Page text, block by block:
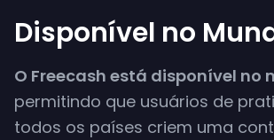
Disponível no
O Freecash está disponível no
permitindo que usuários de
todos os países criem uma